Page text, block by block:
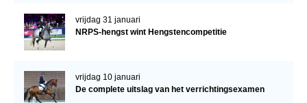
vrijdag 31 januari
NRPS-hengst wint Hengstencompetitie
vrijdag 10 januari
De complete uitslag van het verrichtingsexamen